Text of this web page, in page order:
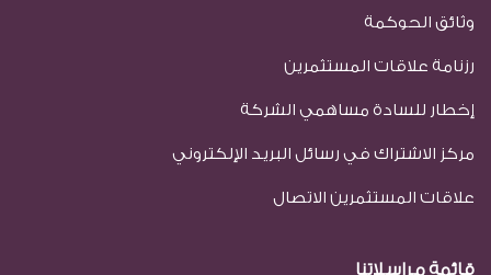
وثائق الحوكمة
رزنامة علاقات المستثمرين
إخطار للسادة مساهمي الشركة
مركز الاشتراك في رسائل البريد الإلكتروني
علاقات المستثمرين الاتصال
قائمة مراسلاتنا